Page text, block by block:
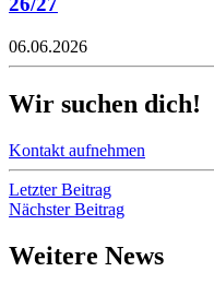
06.06.2026
Wir suchen dich!
Kontakt aufnehmen
Letzter Beitrag
Nächster Beitrag
Weitere News